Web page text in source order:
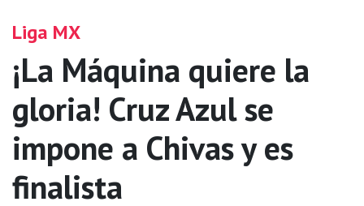
Liga MX
¡La Máquina quiere la
gloria! Cruz Azul se
impone a Chivas y es
finalista